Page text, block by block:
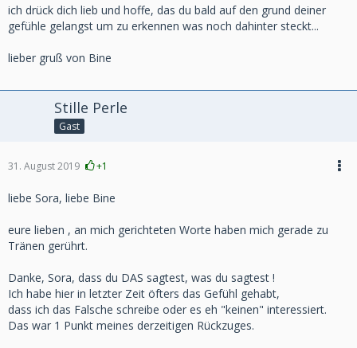
ich drück dich lieb und hoffe, das du bald auf den grund deiner
gefühle gelangst um zu erkennen was noch dahinter steckt...
lieber gruß von Bine
Stille Perle
Gast
31. August 2019 +1
liebe Sora, liebe Bine
eure lieben , an mich gerichteten Worte haben mich gerade zu
Tränen gerührt.
Danke, Sora, dass du DAS sagtest, was du sagtest !
Ich habe hier in letzter Zeit öfters das Gefühl gehabt,
dass ich das Falsche schreibe oder es eh "keinen" interessiert.
Das war 1 Punkt meines derzeitigen Rückzuges.